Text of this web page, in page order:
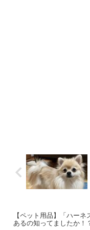
【ペット用品】「ハー
あるの知ってましたか！